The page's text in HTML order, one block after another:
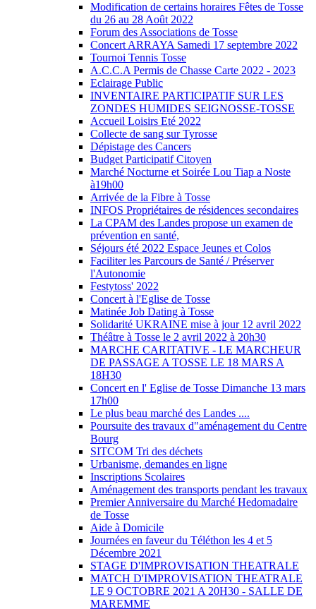
Modification de certains horaires Fêtes de Tosse
du 26 au 28 Août 2022
Forum des Associations de Tosse
Concert ARRAYA Samedi 17 septembre 2022
Tournoi Tennis Tosse
A.C.C.A Permis de Chasse Carte 2022 - 2023
Eclairage Public
INVENTAIRE PARTICIPATIF SUR LES
ZONDES HUMIDES SEIGNOSSE-TOSSE
Accueil Loisirs Eté 2022
Collecte de sang sur Tyrosse
Dépistage des Cancers
Budget Participatif Citoyen
Marché Nocturne et Soirée Lou Tiap a Noste
à19h00
Arrivée de la Fibre à Tosse
INFOS Propriétaires de résidences secondaires
La CPAM des Landes propose un examen de
prévention en santé,
Séjours été 2022 Espace Jeunes et Colos
Faciliter les Parcours de Santé / Préserver
l'Autonomie
Festytoss' 2022
Concert à l'Eglise de Tosse
Matinée Job Dating à Tosse
Solidarité UKRAINE mise à jour 12 avril 2022
Théâtre à Tosse le 2 avril 2022 à 20h30
MARCHE CARITATIVE - LE MARCHEUR
DE PASSAGE A TOSSE LE 18 MARS A
18H30
Concert en l' Eglise de Tosse Dimanche 13 mars
17h00
Le plus beau marché des Landes ....
Poursuite des travaux d"aménagement du Centre
Bourg
SITCOM Tri des déchets
Urbanisme, demandes en ligne
Inscriptions Scolaires
Aménagement des transports pendant les travaux
Premier Anniversaire du Marché Hedomadaire
de Tosse
Aide à Domicile
Journées en faveur du Téléthon les 4 et 5
Décembre 2021
STAGE D'IMPROVISATION THEATRALE
MATCH D'IMPROVISATION THEATRALE
LE 9 OCTOBRE 2021 A 20H30 - SALLE DE
MAREMME